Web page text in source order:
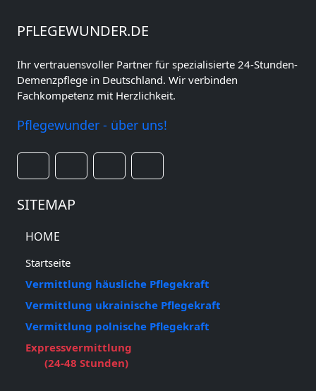
PFLEGEWUNDER.DE
Ihr vertrauensvoller Partner für spezialisierte 24-Stunden-
Demenzpflege in Deutschland. Wir verbinden
Fachkompetenz mit Herzlichkeit.
Pflegewunder - über uns!
SITEMAP
HOME
Startseite
Vermittlung häusliche Pflegekraft
Vermittlung ukrainische Pflegekraft
Vermittlung polnische Pflegekraft
Expressvermittlung
(24-48 Stunden)